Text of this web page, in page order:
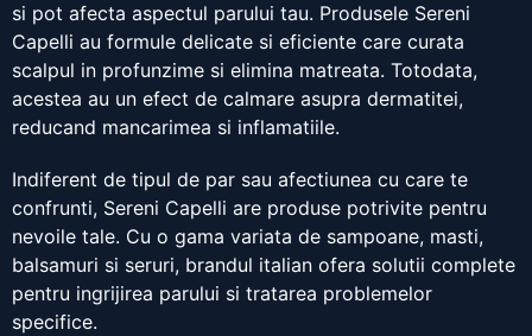
si pot afecta aspectul parului tau. Produsele Sereni
Capelli au formule delicate si eficiente care curata
scalpul in profunzime si elimina matreata. Totodata,
acestea au un efect de calmare asupra dermatitei,
reducand mancarimea si inflamatiile.
Indiferent de tipul de par sau afectiunea cu care te
confrunti, Sereni Capelli are produse potrivite pentru
nevoile tale. Cu o gama variata de sampoane, masti,
balsamuri si seruri, brandul italian ofera solutii complete
pentru ingrijirea parului si tratarea problemelor
specifice.